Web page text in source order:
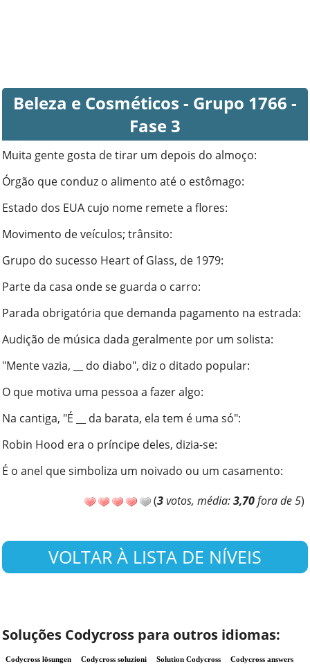
Beleza e Cosméticos - Grupo 1766 -
Fase 3
Muita gente gosta de tirar um depois do almoço:
Órgão que conduz o alimento até o estômago:
Estado dos EUA cujo nome remete a flores:
Movimento de veículos; trânsito:
Grupo do sucesso Heart of Glass, de 1979:
Parte da casa onde se guarda o carro:
Parada obrigatória que demanda pagamento na estrada:
Audição de música dada geralmente por um solista:
"Mente vazia, __ do diabo", diz o ditado popular:
O que motiva uma pessoa a fazer algo:
Na cantiga, "É __ da barata, ela tem é uma só":
Robin Hood era o príncipe deles, dizia-se:
É o anel que simboliza um noivado ou um casamento:
(3votos, média:3,70fora de 5)
VOLTAR À LISTA DE NÍVEIS
Soluções Codycross para outros idiomas:
Codycross lösungen Codycross soluzioni Solution Codycross Codycross answers